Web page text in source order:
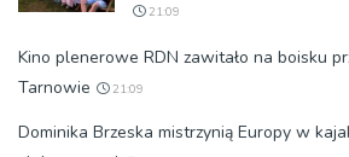
21:09
Kino plenerowe RDN zawitało na boisku
Tarnowie
21:09
Dominika Brzeska mistrzynią Europy w